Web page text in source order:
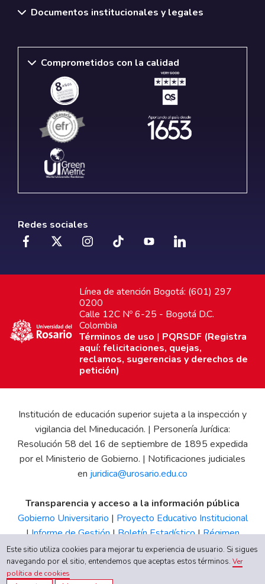
Documentos institucionales y legales
Comprometidos con la calidad
Redes sociales
Línea de atención Bogotá: (601) 297
0200
Calle 12C Nº 6-25 - Bogotá D.C.
Colombia
Términos de uso | PQRSDF (Registra
aquí: felicitaciones, quejas,
reclamos, sugerencias y derechos de
petición)
Institución de educación superior sujeta a la inspección y
vigilancia del Mineducación. | Personería Jurídica:
Resolución 58 del 16 de septiembre de 1895 expedida
por el Ministerio de Gobierno. | Notificaciones judiciales
en juridica@urosario.edu.co
Transparencia y acceso a la información pública
Gobierno Universitario | Proyecto Educativo Institucional
|Informe de Gestión|Boletín Estadístico|Régimen
Tributario|Estados Financieros |Código de Ética| Canal
de Integridad UR
Este sitio utiliza cookies para mejorar tu experiencia de usuario. Si sigues
navegando por el sitio, entendemos que aceptas estos términos.Ver
política de cookies